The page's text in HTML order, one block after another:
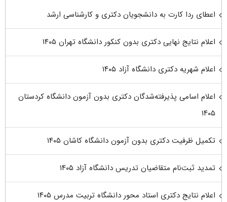
اعطای ردا کارت به دانشجویان دکتری و کارشناسی ارشد
اعلام نتایج نهایی دکتری بدون کنکور دانشگاه تهران ۱۴۰۵
اعلام شهریه دکتری دانشگاه آزاد ۱۴۰۵
اعلام اسامی پذیرفته‌شدگان دکتری بدون آزمون دانشگاه کردستان
۱۴۰۵
تکمیل ظرفیت دکتری بدون آزمون دانشگاه کاشان ۱۴۰۵
تمدید ثبت‌نام متقاضیان تدریس دانشگاه آزاد ۱۴۰۵
اعلام نتایج دکتری استاد محور دانشگاه تربیت مدرس ۱۴۰۵